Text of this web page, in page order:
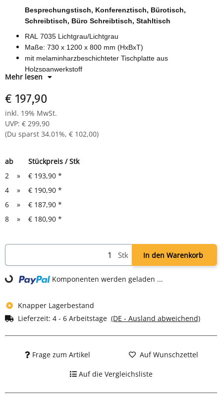
Besprechungstisch, Konferenztisch, Bürotisch,
Schreibtisch, Büro Schreibtisch, Stahltisch
RAL 7035 Lichtgrau/Lichtgrau
Maße: 730 x 1200 x 800 mm (HxBxT)
mit melaminharzbeschichteter Tischplatte aus
Holzspanwerkstoff
formschön geschwungenes T-Fuß-Design
Mehr lesen
€ 197,90
inkl. 19% MwSt.
UVP: € 299,90
(Du sparst 34.01%, € 102,00)
ab
Stückpreis / Stk
2
» € 193,90 *
4
» € 190,90 *
6
» € 187,90 *
8
» € 180,90 *
Stk In den Warenkorb
Komponenten werden geladen ...
Knapper Lagerbestand
Lieferzeit: 4 - 6 Arbeitstage (DE - Ausland abweichend)
Frage zum Artikel Auf Wunschzettel
Auf die Vergleichsliste